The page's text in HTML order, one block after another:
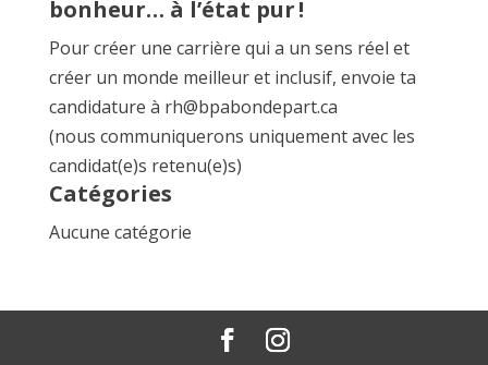
bonheur… à l’état pur !
Pour créer une carrière qui a un sens réel et
créer un monde meilleur et inclusif, envoie ta
candidature à rh@bpabondepart.ca
(nous communiquerons uniquement avec les
candidat(e)s retenu(e)s)
Catégories
Aucune catégorie